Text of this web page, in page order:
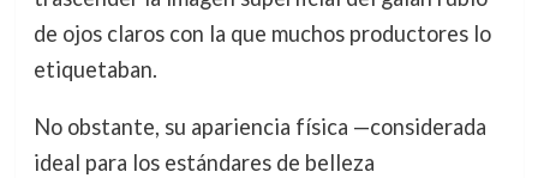
de ojos claros con la que muchos productores lo
etiquetaban.
No obstante, su apariencia física —considerada
ideal para los estándares de belleza